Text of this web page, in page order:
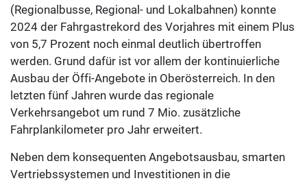
(Regionalbusse, Regional- und Lokalbahnen) konnte
2024 der Fahrgastrekord des Vorjahres mit einem Plus
von 5,7 Prozent noch einmal deutlich übertroffen
werden. Grund dafür ist vor allem der kontinuierliche
Ausbau der Öffi-Angebote in Oberösterreich. In den
letzten fünf Jahren wurde das regionale
Verkehrsangebot um rund 7 Mio. zusätzliche
Fahrplankilometer pro Jahr erweitert.
Neben dem konsequenten Angebotsausbau, smarten
Vertriebssystemen und Investitionen in die